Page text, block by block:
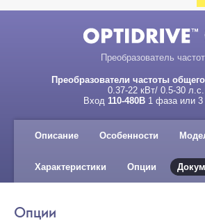
Преобразователь
Преобразователи частоты
0.37-22 кВт/ 0.5-30 л.с.
Вход 110-480В1 фаза или
Описание Особенности
Характеристики Опции
Опции